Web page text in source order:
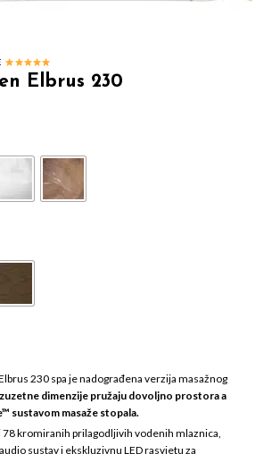
Elbrus 230
230 spa je nadograđena verzija masažnog
dimenzije pružaju dovoljno prostora a
sustavom masaže stopala.
78 kromiranih prilagodljivih vodenih mlaznica,
sustav i ekskluzivnu LED rasvjetu za